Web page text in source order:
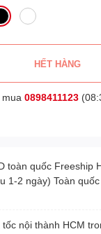
HẾT HÀNG
0898411123
toàn quốc Freeship
1-2 ngày) Toàn
nội thành HCM